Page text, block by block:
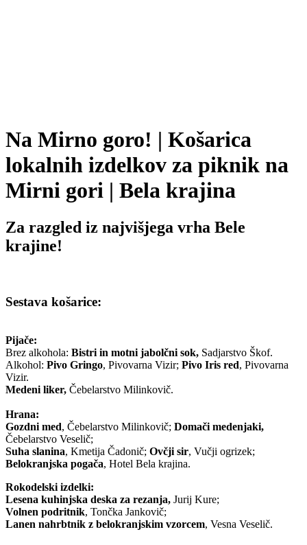
Na Mirno goro! | Košarica
lokalnih izdelkov za piknik na
Mirni gori | Bela krajina
Za razgled iz najvišjega vrha Bele
krajine!
Sestava košarice:
Pijače:
Brez alkohola: Bistri in motni jabolčni sok, Sadjarstvo Škof.
Alkohol: Pivo Gringo, Pivovarna Vizir; Pivo Iris red, Pivovarna
Vizir.
Medeni liker, Čebelarstvo Milinkovič.
Hrana:
Gozdni med, Čebelarstvo Milinkovič; Domači medenjaki,
Čebelarstvo Veselič;
Suha slanina, Kmetija Čadonič; Ovčji sir, Vučji ogrizek;
Belokranjska pogača, Hotel Bela krajina.
Rokodelski izdelki:
Lesena kuhinjska deska za rezanja, Jurij Kure;
Volnen podritnik, Tončka Jankovič;
Lanen nahrbtnik z belokranjskim vzorcem, Vesna Veselič.